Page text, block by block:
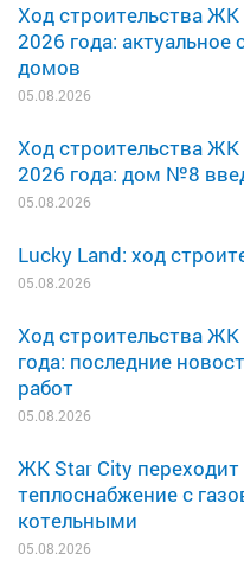
Ход строительства
2026 года: актуальное
домов
05.08.2026
Ход строительства
2026 года: дом №8
05.08.2026
Lucky Land: ход
05.08.2026
Ход строительства
года: последние
работ
05.08.2026
ЖК Star City
теплоснабжение с
котельными
05.08.2026